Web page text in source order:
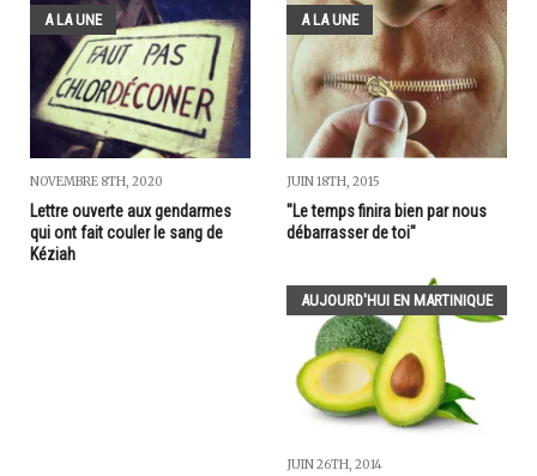
A LA UNE
NOVEMBRE 8TH, 2020
Lettre ouverte aux gendarmes
qui ont fait couler le sang de
Kéziah
A LA UNE
JUIN 18TH, 2015
"Le temps finira bien par nous
débarrasser de toi"
AUJOURD'HUI EN MARTINIQUE
JUIN 26TH, 2014